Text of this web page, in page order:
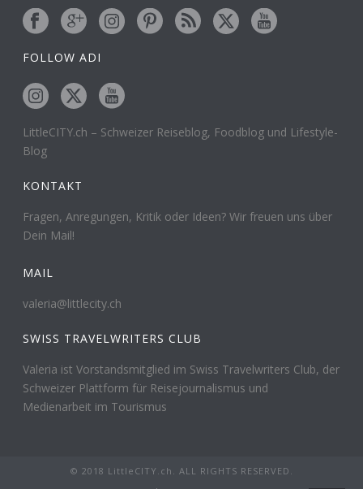
FOLLOW ADI
LittleCITY.ch – Schweizer Reiseblog, Foodblog und Lifestyle-
Blog
KONTAKT
Fragen, Anregungen, Kritik oder Ideen? Wir freuen uns über
Dein Mail!
MAIL
valeria@littlecity.ch
SWISS TRAVELWRITERS CLUB
Valeria ist Vorstandsmitglied im Swiss Travelwriters Club, der
Schweizer Plattform für Reisejournalismus und
Medienarbeit im Tourismus
© 2018 LittleCITY.ch. ALL RIGHTS RESERVED.